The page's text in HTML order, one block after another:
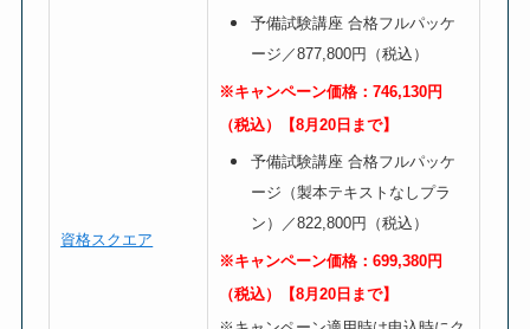
資格スクエア
予備試験講座 合格フルパッケ
ージ／877,800円（税込）
※キャンペーン価格：746,130円
（税込）【8月20日まで】
予備試験講座 合格フルパッケ
ージ（製本テキストなしプラ
ン）／822,800円（税込）
※キャンペーン価格：699,380円
（税込）【8月20日まで】